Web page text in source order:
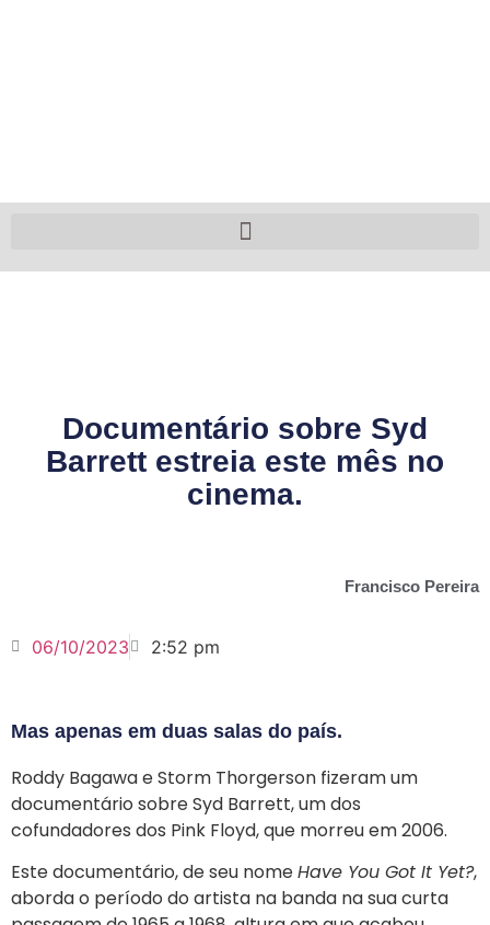
Documentário sobre Syd
Barrett estreia este mês no
cinema.
Francisco Pereira
06/10/2023 2:52 pm
Mas apenas em duas salas do país.
Roddy Bagawa e Storm Thorgerson fizeram um
documentário sobre Syd Barrett, um dos
cofundadores dos Pink Floyd, que morreu em 2006.
Este documentário, de seu nomeHave You Got It Yet?,
aborda o período do artista na banda na sua curta